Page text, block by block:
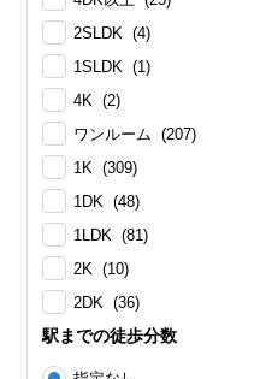
2SLDK (4)
1SLDK (1)
4K (2)
ワンルーム (207)
1K (309)
1DK (48)
1LDK (81)
2K (10)
2DK (36)
駅までの徒歩分数